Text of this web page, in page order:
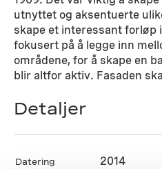
utnyttet og aksentuerte
skape et interessant forløp
fokusert på å legge inn
områdene, for å skape en
blir altfor aktiv. Fasaden
Detaljer
Datering 2014